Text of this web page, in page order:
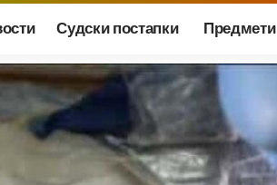
Судски постапки Предмети